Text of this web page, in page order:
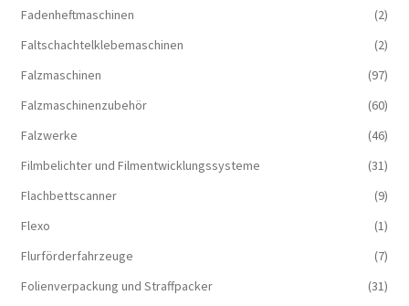
Fadenheftmaschinen
(2)
Faltschachtelklebemaschinen
(2)
Falzmaschinen
(97)
Falzmaschinenzubehör
(60)
Falzwerke
(46)
Filmbelichter und Filmentwicklungssysteme
(31)
Flachbettscanner
(9)
Flexo
(1)
Flurförderfahrzeuge
(7)
Folienverpackung und Straffpacker
(31)